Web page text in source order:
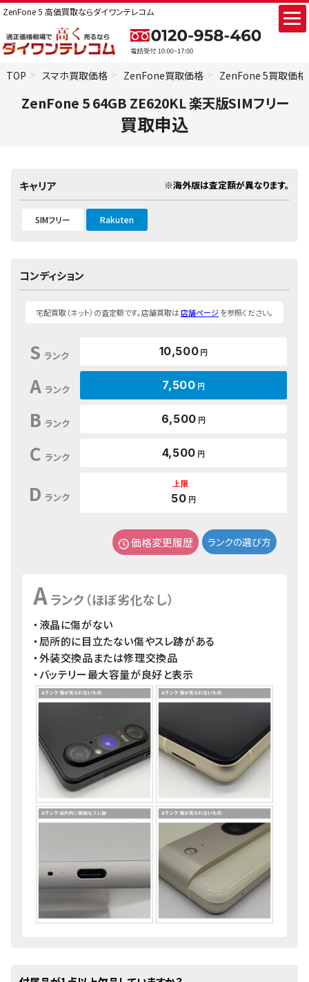
ZenFone 5 高価買取ならダイワンテレコム
TOP スマホ買取価格 ZenFone買取価格 ZenFone 5買取価格
ZenFone 5 64GB ZE620KL 楽天版SIMフリー
買取申込
キャリア ※海外版は査定額が異なります。
SIMフリー Rakuten
コンディション
宅配買取（ネット）の査定額です。店舗買取は店舗ページを参照ください。
S ランク 10,500 円
A ランク 7,500 円
B ランク 6,500 円
C ランク 4,500 円
D ランク
上限
50 円
価格変更履歴 ランクの選び方
Aランク（ほぼ劣化なし）
・液晶に傷がない
・局所的に目立たない傷やスレ跡がある
・外装交換品または修理交換品
・バッテリー最大容量が良好と表示